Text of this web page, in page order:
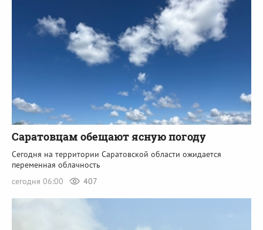
Саратовцам обещают ясную погоду
Сегодня на территории Саратовской области ожидается
переменная облачность
сегодня 06:00
407